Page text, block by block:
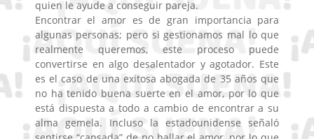
quien le ayude a conseguir pareja.
Encontrar el amor es de gran importancia para
algunas personas; pero si gestionamos mal lo que
realmente queremos, este proceso puede
convertirse en algo desalentador y agotador. Este
es el caso de una exitosa abogada de 35 años que
no ha tenido buena suerte en el amor, por lo que
está dispuesta a todo a cambio de encontrar a su
alma gemela. Incluso la estadounidense señaló